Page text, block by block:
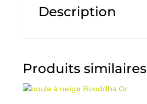
Description
Produits similaires